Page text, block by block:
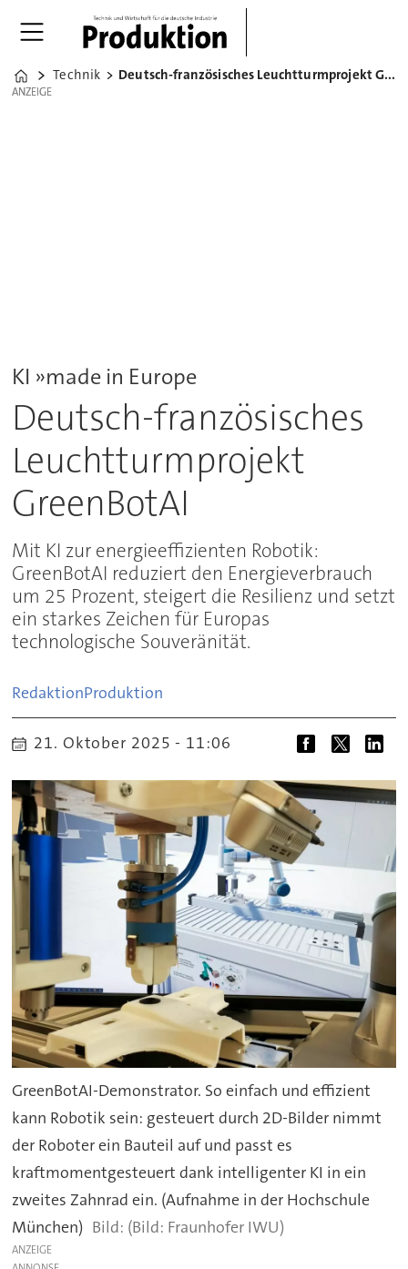
Home
Technik Deutsch-französisches Leuchtturmprojekt GreenBotAI
ANZEIGE
ANZEIGE
KI »made in Europe
Deutsch-französisches
Leuchtturmprojekt
GreenBotAI
Mit KI zur energieeffizienten Robotik:
GreenBotAI reduziert den Energieverbrauch
um 25 Prozent, steigert die Resilienz und setzt
ein starkes Zeichen für Europas
technologische Souveränität.
RedaktionProduktion
21. Oktober 2025 - 11:06
GreenBotAI-Demonstrator. So einfach und effizient
kann Robotik sein: gesteuert durch 2D-Bilder nimmt
der Roboter ein Bauteil auf und passt es
kraftmomentgesteuert dank intelligenter KI in ein
zweites Zahnrad ein. (Aufnahme in der Hochschule
München)
(Bild: Fraunhofer IWU)
ANZEIGE